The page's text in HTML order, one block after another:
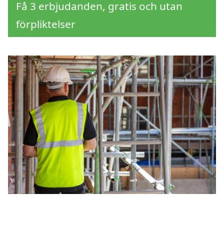
Få 3 erbjudanden, gratis och utan
förpliktelser